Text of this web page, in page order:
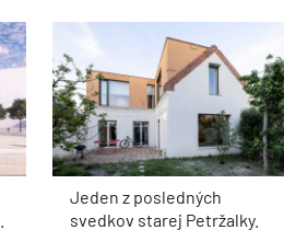
Jeden z posledných
svedkov starej Petržalky.